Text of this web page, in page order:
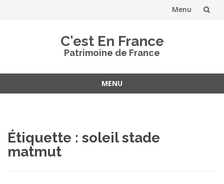
Menu
C'est En France
Patrimoine de France
MENU
Étiquette : soleil stade
matmut